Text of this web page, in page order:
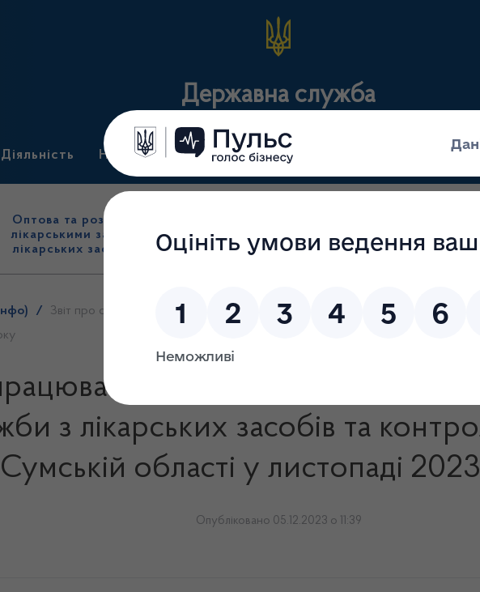
Державна служба
Діяльність Нормативні документи Для громадськості
Оптова та роздрібна торгівля
лікарськими засобами, імпорт
лікарських засобів (крім АФІ)
нагляд
(контроль)
засобів, крові та
сертифікація
/
Звіт про опрацювання запитів на інформацію, що надійшли до Державної
запитів на
з лікарських засобів та
Сумській області у листопаді
Опубліковано 05.12.2023 о 11:39